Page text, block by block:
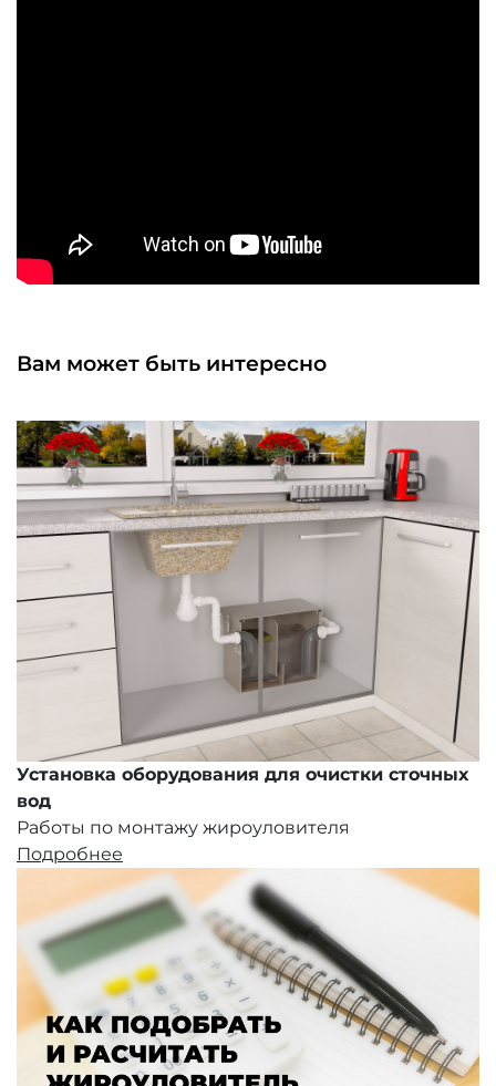
Вам может быть интересно
Установка оборудования для очистки сточных
вод
Работы по монтажу жироуловителя
Подробнее